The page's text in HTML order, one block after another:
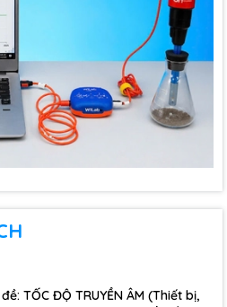
TỐC ĐỘ TRUYỀN ÂM (Thiết bị,